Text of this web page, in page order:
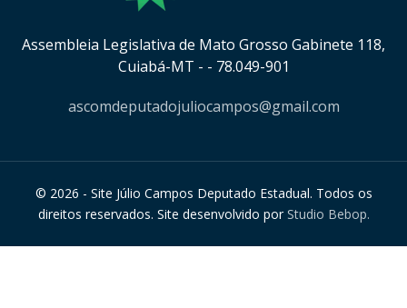
Assembleia Legislativa de Mato Grosso Gabinete 118,
Cuiabá-MT - - 78.049-901
ascomdeputadojuliocampos@gmail.com
© 2026 - Site Júlio Campos Deputado Estadual. Todos os
direitos reservados. Site desenvolvido porStudio Bebop.